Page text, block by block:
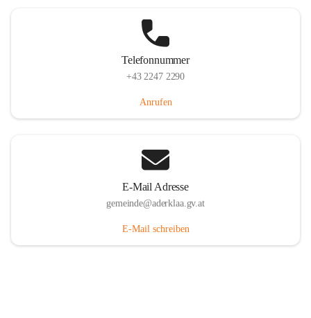
Telefonnummer
+43 2247 2290
Anrufen
E-Mail Adresse
gemeinde@aderklaa.gv.at
E-Mail schreiben